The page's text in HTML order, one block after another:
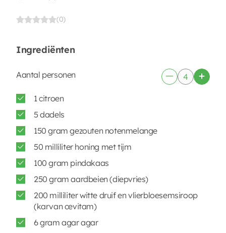
(0)
Ingrediënten
Aantal personen
1 citroen
5 dadels
150 gram gezouten notenmelange
50 milliliter honing met tijm
100 gram pindakaas
250 gram aardbeien (diepvries)
200 milliliter witte druif en vlierbloesemsiroop
(karvan cevitam)
6 gram agar agar